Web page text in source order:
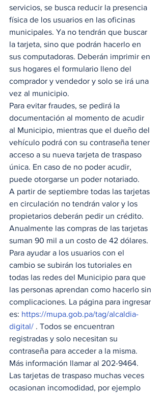
servicios, se busca reducir la presencia
física de los usuarios en las oficinas
municipales. Ya no tendrán que buscar
la tarjeta, sino que podrán hacerlo en
sus computadoras. Deberán imprimir en
sus hogares el formulario lleno del
comprador y vendedor y solo se irá una
vez al municipio.
Para evitar fraudes, se pedirá la
documentación al momento de acudir
al Municipio, mientras que el dueño del
vehículo podrá con su contraseña tener
acceso a su nueva tarjeta de traspaso
única. En caso de no poder acudir,
puede otorgarse un poder notariado.
A partir de septiembre todas las tarjetas
en circulación no tendrán valor y los
propietarios deberán pedir un crédito.
Anualmente las compras de las tarjetas
suman 90 mil a un costo de 42 dólares.
Para ayudar a los usuarios con el
cambio se subirán los tutoriales en
todas las redes del Municipio para que
las personas aprendan como hacerlo sin
complicaciones. La página para ingresar
es: https://mupa.gob.pa/tag/alcaldia-
digital/ . Todos se encuentran
registradas y solo necesitan su
contraseña para acceder a la misma.
Más información llamar al 202-9464.
Las tarjetas de traspaso muchas veces
ocasionan incomodidad, por ejemplo